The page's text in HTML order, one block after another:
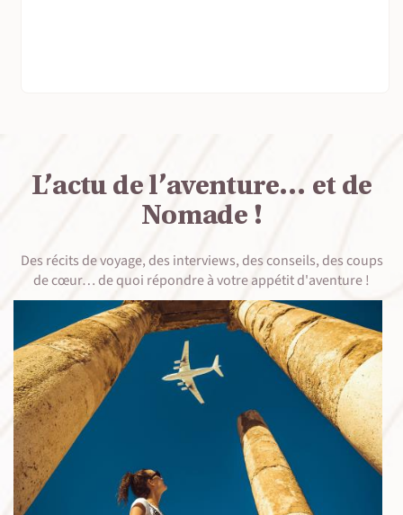
L’actu de l’aventure… et de
Nomade !
Des récits de voyage, des interviews, des conseils, des coups
de cœur… de quoi répondre à votre appétit d'aventure !